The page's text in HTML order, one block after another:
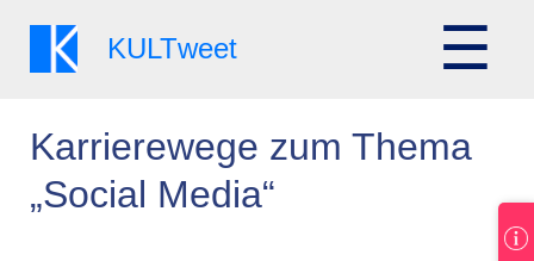
KULTweet ☰
Karrierewege zum Thema
„Social Media“